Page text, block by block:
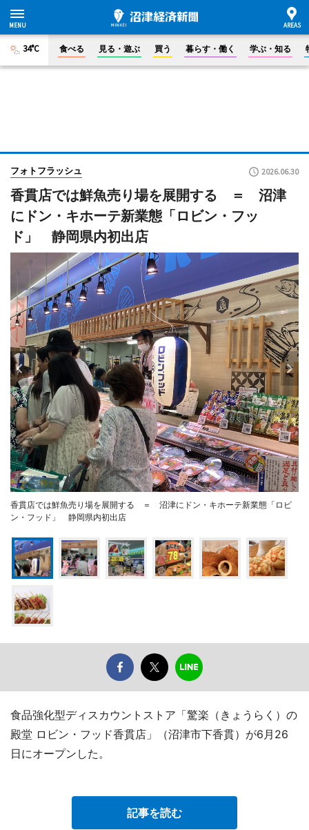
34°C 食べる 見る・遊ぶ 買う 暮らす・働く 学ぶ・知る
フォトフラッシュ 2026.06.30
香貫店では鮮魚売り場を展開する ＝ 沼津
にドン・キホーテ新業態「ロビン・フッ
ド」 静岡県内初出店
香貫店では鮮魚売り場を展開する ＝ 沼津にドン・キホーテ新業態「ロビ
ン・フッド」 静岡県内初出店
食品強化型ディスカウントストア「驚楽（きょうらく）の
殿堂 ロビン・フッド香貫店」（沼津市下香貫）が6月26
日にオープンした。
記事を読む